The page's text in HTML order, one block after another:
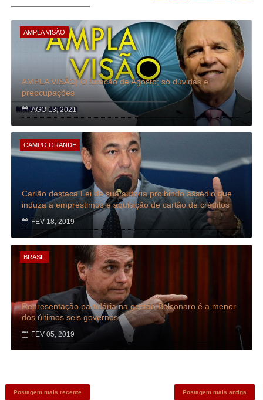
AMPLA VISÃO
AMPLA VISÃO| O furacão de Agosto; só dúvidas e
preocupações
AGO 13, 2021
CAMPO GRANDE
Carlão destaca Lei de sua autoria proibindo assédio que
induza a empréstimos e aquisição de cartão de créditos
FEV 18, 2019
BRASIL
Representação partidária na gestão Bolsonaro é a menor
dos últimos seis governos
FEV 05, 2019
Postagem mais recente Postagem mais antiga